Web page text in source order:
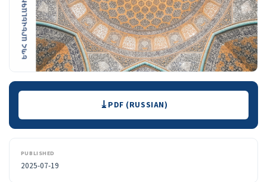
Downloads PDF (RUSSIAN)
PUBLISHED
2025-07-19